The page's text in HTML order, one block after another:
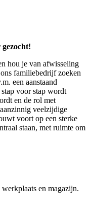
hou je van afwisseling
familiebedrijf zoeken
een aanstaand
voor stap wordt
en de rol met
veelzijdige
voort op een sterke
staan, met ruimte om
en magazijn.